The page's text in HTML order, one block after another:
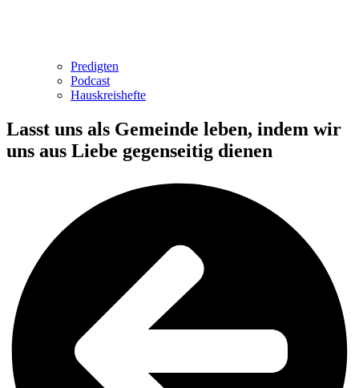
Predigten
Podcast
Hauskreishefte
Lasst uns als Gemeinde leben, indem wir
uns aus Liebe gegenseitig dienen